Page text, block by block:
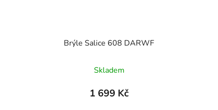
Brýle Salice 608 DARWF
Skladem
1 699 Kč